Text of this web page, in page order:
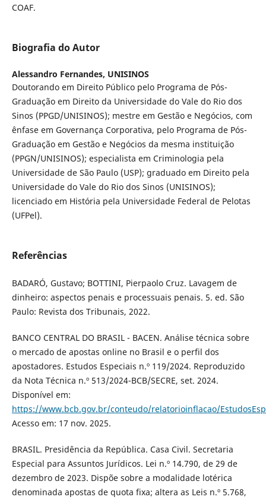
COAF.
Biografia do Autor
Alessandro Fernandes, UNISINOS
Doutorando em Direito Público pelo Programa de Pós-
Graduação em Direito da Universidade do Vale do Rio dos
Sinos (PPGD/UNISINOS); mestre em Gestão e Negócios, com
ênfase em Governança Corporativa, pelo Programa de Pós-
Graduação em Gestão e Negócios da mesma instituição
(PPGN/UNISINOS); especialista em Criminologia pela
Universidade de São Paulo (USP); graduado em Direito pela
Universidade do Vale do Rio dos Sinos (UNISINOS);
licenciado em História pela Universidade Federal de Pelotas
(UFPel).
Referências
BADARÓ, Gustavo; BOTTINI, Pierpaolo Cruz. Lavagem de
dinheiro: aspectos penais e processuais penais. 5. ed. São
Paulo: Revista dos Tribunais, 2022.
BANCO CENTRAL DO BRASIL - BACEN. Análise técnica sobre
o mercado de apostas online no Brasil e o perfil dos
apostadores. Estudos Especiais n.º 119/2024. Reproduzido
da Nota Técnica n.º 513/2024-BCB/SECRE, set. 2024.
Disponível em:
https://www.bcb.gov.br/conteudo/relatorioinflacao/
Acesso em: 17 nov. 2025.
BRASIL. Presidência da República. Casa Civil. Secretaria
Especial para Assuntos Jurídicos. Lei n.º 14.790, de 29 de
dezembro de 2023. Dispõe sobre a modalidade lotérica
denominada apostas de quota fixa; altera as Leis n.º 5.768,